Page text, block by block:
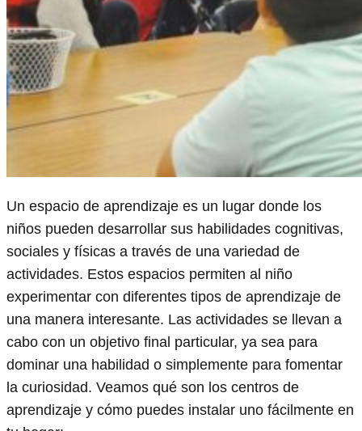
Un espacio de aprendizaje es un lugar donde los
niños pueden desarrollar sus habilidades cognitivas,
sociales y físicas a través de una variedad de
actividades. Estos espacios permiten al niño
experimentar con diferentes tipos de aprendizaje de
una manera interesante. Las actividades se llevan a
cabo con un objetivo final particular, ya sea para
dominar una habilidad o simplemente para fomentar
la curiosidad. Veamos qué son los centros de
aprendizaje y cómo puedes instalar uno fácilmente en